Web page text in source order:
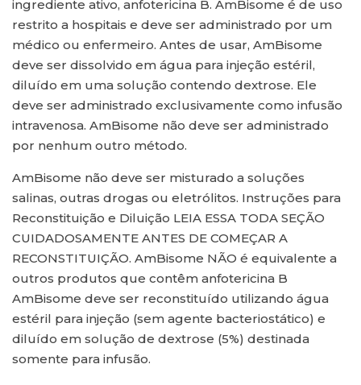
ingrediente ativo, anfotericina B. AmBisome é de uso
restrito a hospitais e deve ser administrado por um
médico ou enfermeiro. Antes de usar, AmBisome
deve ser dissolvido em água para injeção estéril,
diluído em uma solução contendo dextrose. Ele
deve ser administrado exclusivamente como infusão
intravenosa. AmBisome não deve ser administrado
por nenhum outro método.
AmBisome não deve ser misturado a soluções
salinas, outras drogas ou eletrólitos. Instruções para
Reconstituição e Diluição LEIA ESSA TODA SEÇÃO
CUIDADOSAMENTE ANTES DE COMEÇAR A
RECONSTITUIÇÃO. AmBisome NÃO é equivalente a
outros produtos que contêm anfotericina B
AmBisome deve ser reconstituído utilizando água
estéril para injeção (sem agente bacteriostático) e
diluído em solução de dextrose (5%) destinada
somente para infusão.